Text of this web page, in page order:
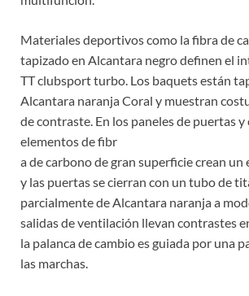
Materiales deportivos como la fibra de
tapizado en Alcantara negro definen el
TT clubsport turbo. Los baquets están
Alcantara naranja Coral y muestran
de contraste. En los paneles de puertas
elementos de fibr
a de carbono de gran superficie crean
y las puertas se cierran con un tubo de
parcialmente de Alcantara naranja a
salidas de ventilación llevan contrastes
la palanca de cambio es guiada por una
las marchas.